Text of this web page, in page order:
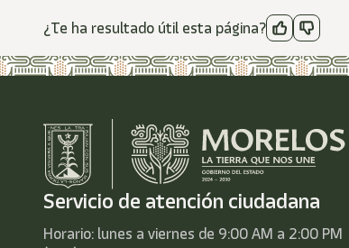
¿Te ha resultado útil esta página?
Servicio de atención ciudadana
Horario: lunes a viernes de 9:00 AM a 2:00 PM